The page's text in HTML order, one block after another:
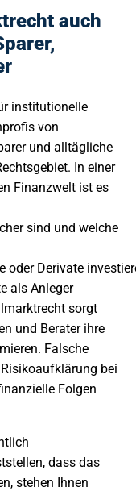
auch
institutionelle
von
und alltägliche
In einer
Finanzwelt ist es
sind und welche
oder Derivate
als Anleger
sorgt
und Berater ihre
Falsche
bei
Folgen
dass das
stehen Ihnen